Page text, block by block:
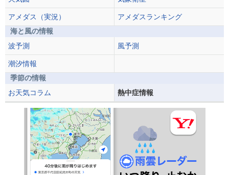
アメダス（実況）
アメダスランキング
海と風の情報
波予測
風予測
潮汐情報
季節の情報
お天気コラム
熱中症情報